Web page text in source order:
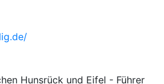
Hunsrück und Eifel - Führer